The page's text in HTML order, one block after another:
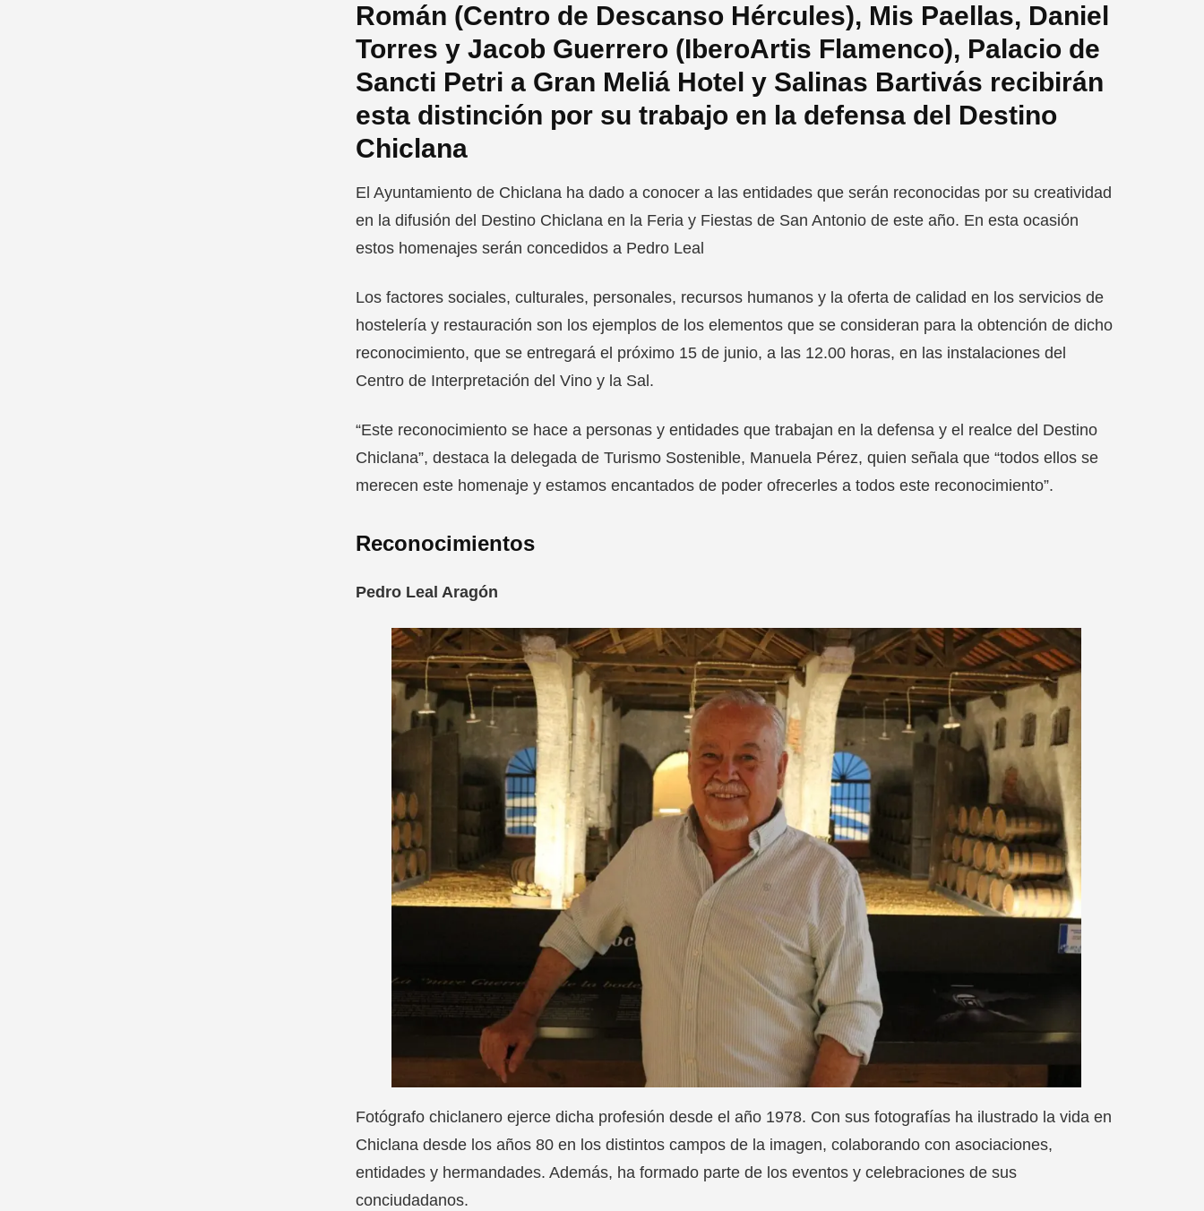
Román (Centro de Descanso Hércules), Mis Paellas, Daniel
Torres y Jacob Guerrero (IberoArtis Flamenco), Palacio de
Sancti Petri a Gran Meliá Hotel y Salinas Bartivás recibirán
esta distinción por su trabajo en la defensa del Destino
Chiclana
El Ayuntamiento de Chiclana ha dado a conocer a las entidades que serán reconocidas por su creatividad
en la difusión del Destino Chiclana en la Feria y Fiestas de San Antonio de este año. En esta ocasión
estos homenajes serán concedidos a Pedro Leal
Los factores sociales, culturales, personales, recursos humanos y la oferta de calidad en los servicios de
hostelería y restauración son los ejemplos de los elementos que se consideran para la obtención de dicho
reconocimiento, que se entregará el próximo 15 de junio, a las 12.00 horas, en las instalaciones del
Centro de Interpretación del Vino y la Sal.
“Este reconocimiento se hace a personas y entidades que trabajan en la defensa y el realce del Destino
Chiclana”, destaca la delegada de Turismo Sostenible, Manuela Pérez, quien señala que “todos ellos se
merecen este homenaje y estamos encantados de poder ofrecerles a todos este reconocimiento”.
Reconocimientos
Pedro Leal Aragón
Fotógrafo chiclanero ejerce dicha profesión desde el año 1978. Con sus fotografías ha ilustrado la vida en
Chiclana desde los años 80 en los distintos campos de la imagen, colaborando con asociaciones,
entidades y hermandades. Además, ha formado parte de los eventos y celebraciones de sus
conciudadanos.